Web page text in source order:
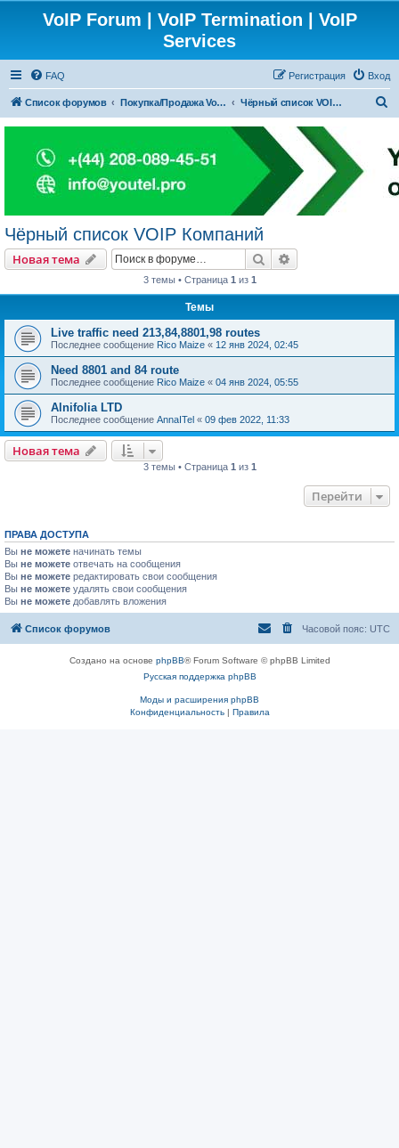
VoIP Forum | VoIP Termination | VoIP
Services
FAQ Вход
Регистрация
Список форумов Покупка/Продажа Voip Трафика (А-З маршруты) Чёрный список VOIP Компаний
с
к
Чёрный список VOIP Компаний
Новая тема Поиск
3 темы • Страница 1 из 1
Темы
Live traffic need 213,84,8801,98 routes
Последнее сообщение Rico Maize « 12 янв 2024, 02:45
Need 8801 and 84 route
Последнее сообщение Rico Maize « 04 янв 2024, 05:55
Alnifolia LTD
Последнее сообщение AnnaITel « 09 фев 2022, 11:33
Новая тема
3 темы • Страница 1 из 1
Перейти
ПРАВА ДОСТУПА
Вы не можете начинать темы
Вы не можете отвечать на сообщения
Вы не можете редактировать свои сообщения
Вы не можете удалять свои сообщения
Вы не можете добавлять вложения
Список форумов Часовой пояс: UTC
Создано на основе phpBB® Forum Software © phpBB Limited
Русская поддержка phpBB
Моды и расширения phpBB
Конфиденциальность| Правила